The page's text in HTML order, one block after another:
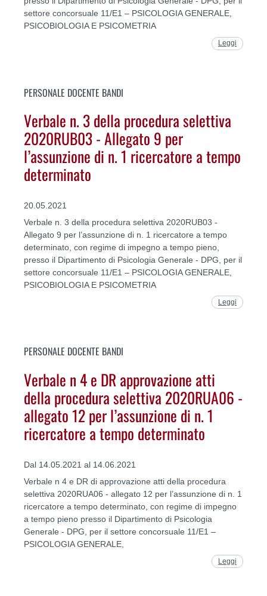
settore concorsuale 11/E1 – PSICOLOGIA GENERALE,
PSICOBIOLOGIA E PSICOMETRIA
Leggi
PERSONALE DOCENTE BANDI
Verbale n. 3 della procedura selettiva
2020RUB03 - Allegato 9 per
l’assunzione di n. 1 ricercatore a tempo
determinato
20.05.2021
Verbale n. 3 della procedura selettiva 2020RUB03 -
Allegato 9 per l’assunzione di n. 1 ricercatore a tempo
determinato, con regime di impegno a tempo pieno,
presso il Dipartimento di Psicologia Generale - DPG, per il
settore concorsuale 11/E1 – PSICOLOGIA GENERALE,
PSICOBIOLOGIA E PSICOMETRIA
Leggi
PERSONALE DOCENTE BANDI
Verbale n 4 e DR approvazione atti
della procedura selettiva 2020RUA06 -
allegato 12 per l’assunzione di n. 1
ricercatore a tempo determinato
Dal 14.05.2021 al 14.06.2021
Verbale n 4 e DR di approvazione atti della procedura
selettiva 2020RUA06 - allegato 12 per l’assunzione di n. 1
ricercatore a tempo determinato, con regime di impegno
a tempo pieno presso il Dipartimento di Psicologia
Generale - DPG, per il settore concorsuale 11/E1 –
PSICOLOGIA GENERALE,
Leggi